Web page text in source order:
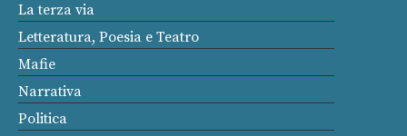
La terza via
Letteratura, Poesia e Teatro
Mafie
Narrativa
Politica